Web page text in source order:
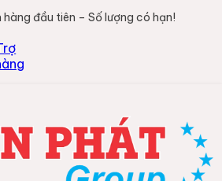
hàng đầu tiên – Số lượng có hạn!